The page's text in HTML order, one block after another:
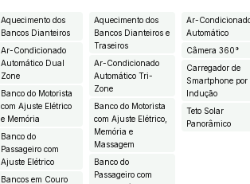
Aquecimento dos
Bancos Dianteiros
Ar-Condicionado
Automático Dual
Zone
Banco do Motorista
com Ajuste Elétrico
e Memória
Banco do
Passageiro com
Ajuste Elétrico
Bancos em Couro
Aquecimento dos
Bancos Dianteiros e
Traseiros
Ar-Condicionado
Automático Tri-
Zone
Banco do Motorista
com Ajuste Elétrico,
Memória e
Massagem
Banco do
Passageiro com
Ar-
Automático
Câmera 360°
Carregador de
Smartphone por
Indução
Teto Solar
Panorâmico